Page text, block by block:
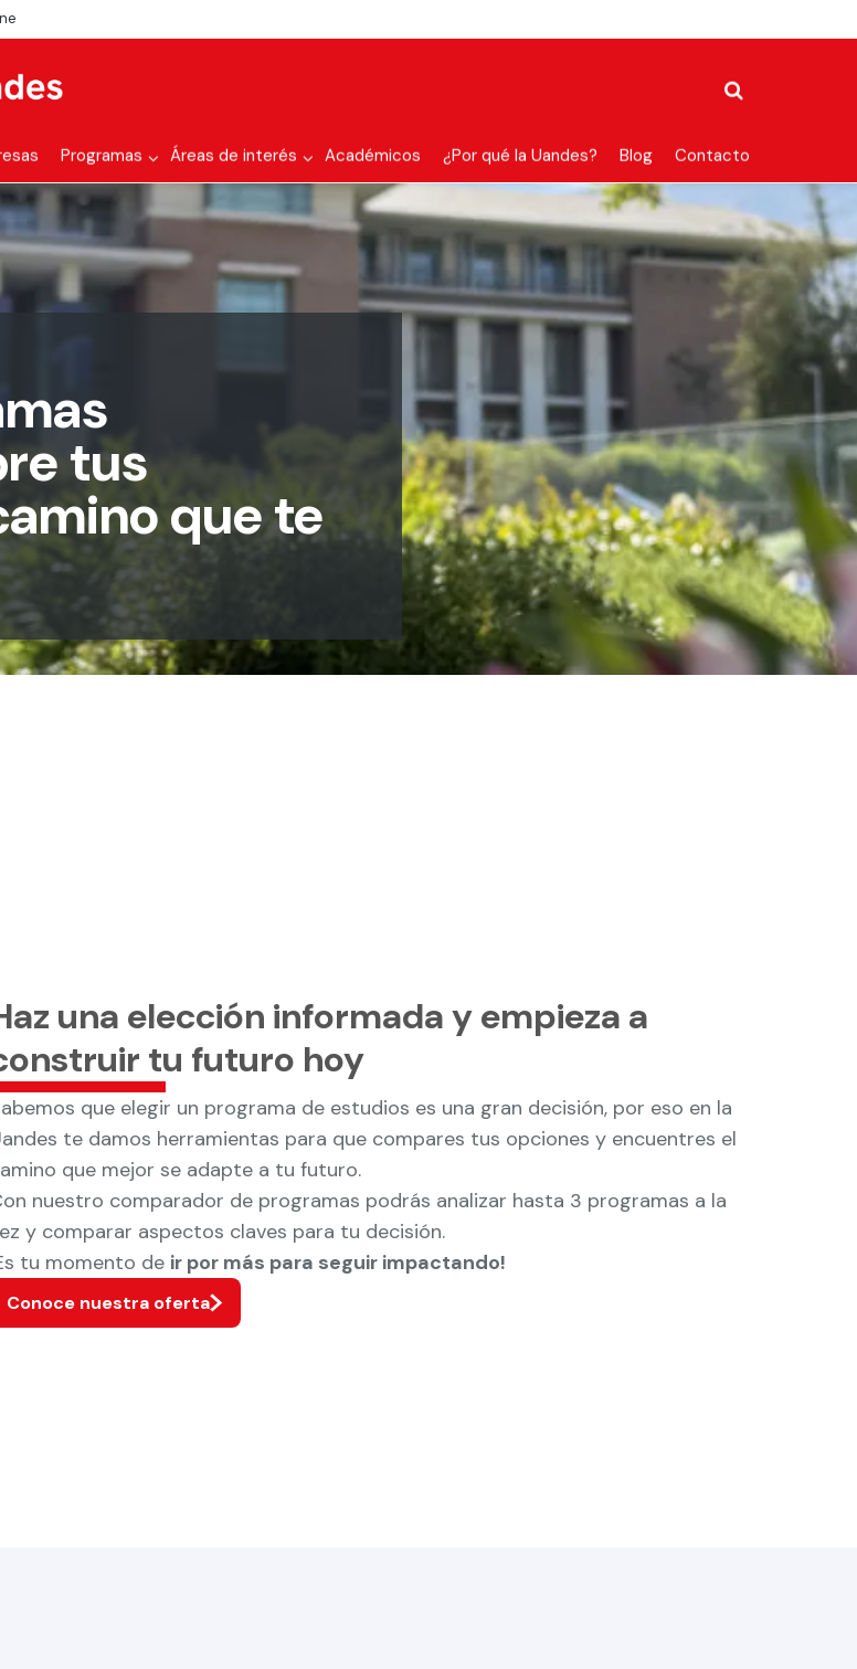
Programas Áreas de interés Académicos ¿Por qué la Uandes? Blog Contacto
tus
que te
una elección informada y empieza a
tu futuro hoy
que elegir un programa de estudios es una gran decisión, por eso en la
te damos herramientas para que compares tus opciones y encuentres el
que mejor se adapte a tu futuro.
nuestro comparador de programas podrás analizar hasta 3 programas a la
y comparar aspectos claves para tu decisión.
tu momento de ir por más para seguir impactando!
Conoce nuestra oferta